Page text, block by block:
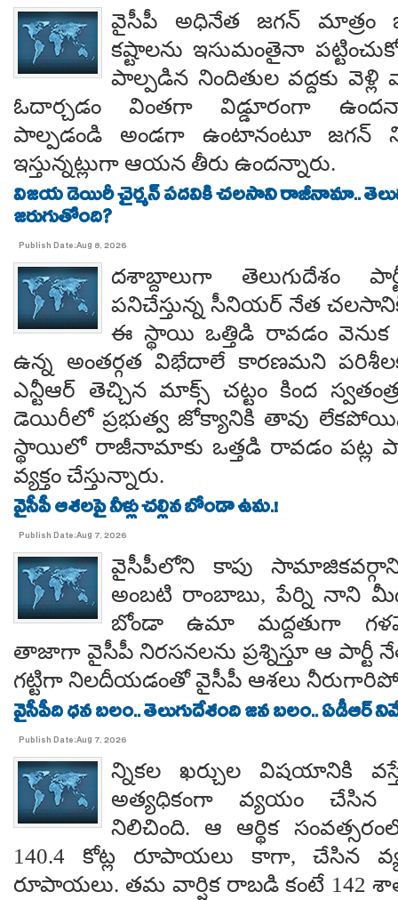
వైసీపీ అధినేత జగన్ మాత్రం
కష్టాలను ఇసుమంతైనా
పాల్పడిన నిందితుల వద్దకు
ఓదార్చడం వింతగా విడ్డూరంగా
పాల్పడండి అండగా ఉంటానంటూ జగన్
ఇస్తున్నట్లుగా ఆయన తీరు ఉందన్నారు.
విజయ డెయిరీ చైర్మన్ పదవికి చలసాని రాజీనామా..
జరుగుతోంది?
Publish Date:Aug 8, 2026
దశాబ్దాలుగా తెలుగుదేశం
పనిచేస్తున్న సీనియర్ నేత
ఈ స్థాయి ఒత్తిడి రావడం వెనుక
ఉన్న అంతర్గత విభేదాలే కారణమని
ఎన్టీఆర్ తెచ్చిన మాక్స్ చట్టం కింద
డెయిరీలో ప్రభుత్వ జోక్యానికి తావు
స్థాయిలో రాజీనామాకు ఒత్తడి రావడం పట్ల
వ్యక్తం చేస్తున్నారు.
వైసీపీ ఆశలపై నీళ్లు చల్లిన బోండా ఉమ.!
Publish Date:Aug 7, 2026
వైసీపీలోని కాపు
అంబటి రాంబాబు, పేర్ని నాని
బోండా ఉమా మద్దతుగా
తాజాగా వైసీపీ నిరసనలను ప్రశ్నిస్తూ ఆ
గట్టిగా నిలదీయడంతో వైసీపీ ఆశలు
వైసీపీది ధన బలం.. తెలుగుదేశంది జన బలం.. ఏడీఆర్
Publish Date:Aug 7, 2026
న్నికల ఖర్చుల విషయానికి
అత్యధికంగా వ్యయం చేసిన
నిలిచింది. ఆ ఆర్థిక
140.4 కోట్ల రూపాయలు కాగా, చేసిన
రూపాయలు. తమ వార్షిక రాబడి కంటే 142